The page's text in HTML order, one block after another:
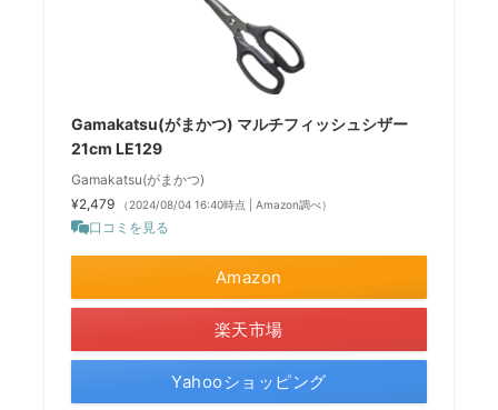
Gamakatsu(がまかつ) マルチフィッシュシザー
21cm LE129
Gamakatsu(がまかつ)
¥2,479
（2024/08/04 16:40時点 | Amazon調べ）
口コミを見る
Amazon
楽天市場
Yahooショッピング